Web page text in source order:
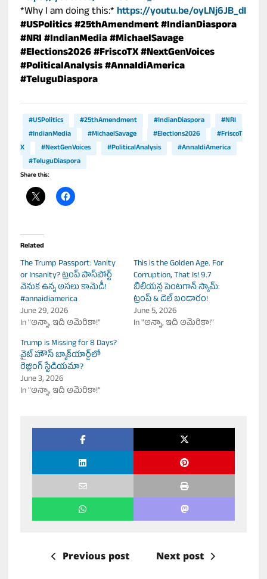
*Why I am doing this:* https://youtu.be/oyLNj6JB_dI
#USPolitics#25thAmendment#IndianDiaspora
#NRI #IndianMedia#MichaelSavage
#Elections2026#FriscoTX#NextGenVoices
#PoliticalAnalysis#AnnaIdiAmerica
#TeluguDiaspora
#USPolitics #25thAmendment #IndianDiaspora
#NRI
#IndianMedia
#MichaelSavage #Elections2026
#FriscoT
X
#NextGenVoices #PoliticalAnalysis
#AnnaIdiAmerica
#TeluguDiaspora
Share this:
Related
The Trump Passport: Vanity
or Insanity? ట్రంప్ పాస్‌పోర్ట్
వెనుక ఉన్న అసలు కామెడీ!
#annaidiamerica
June 29, 2026
In "అన్నా, ఇది అమెరికా!"
This is the Golden Age. For
Corruption, That Is! 9.7
బిలియన్ల పెంటగాన్ స్కామ్:
ట్రంప్ & డెల్ బండారం!
June 5, 2026
In "అన్నా, ఇది అమెరికా!"
Trump is Missing for 8 Days?
వైట్ హౌస్ బ్యాక్‌యార్డ్‌లో
రెజ్లింగ్ స్టేడియమా?
June 3, 2026
In "అన్నా, ఇది అమెరికా!"
Previous post Next post